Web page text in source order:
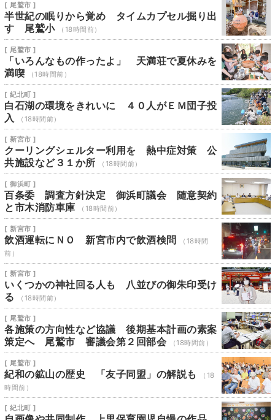
[ 尾鷲市 ]
半世紀の眠りから覚め タイムカプセル掘り出
す 尾鷲小
（18時間前）
[ 尾鷲市 ]
「いろんなもの作ったよ」 天満荘で夏休みを
満喫
（18時間前）
[ 紀北町 ]
白石湖の環境をきれいに ４０人がＥＭ団子投
入
（18時間前）
[ 新宮市 ]
クーリングシェルター利用を 熱中症対策 公
共施設など３１か所
（18時間前）
[ 御浜町 ]
百条委 調査方針決定 御浜町議会 随意契約
と市木消防車庫
（18時間前）
[ 新宮市 ]
飲酒運転にＮＯ 新宮市内で飲酒検問
（18時間
前）
[ 新宮市 ]
いくつかの神社回る人も 八並びの御朱印受け
る
（18時間前）
[ 尾鷲市 ]
各施策の方向性など協議 後期基本計画の素案
策定へ 尾鷲市 審議会第２回部会
（18時間前）
[ 尾鷲市 ]
紀和の鉱山の歴史 「友子同盟」の解説も
（18
時間前）
[ 紀北町 ]